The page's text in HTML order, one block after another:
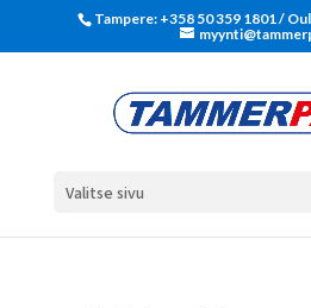
Tampere: +358 50 359 1801‬ /
Valitse sivu